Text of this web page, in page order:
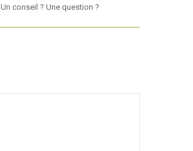
Un conseil ? Une question ?